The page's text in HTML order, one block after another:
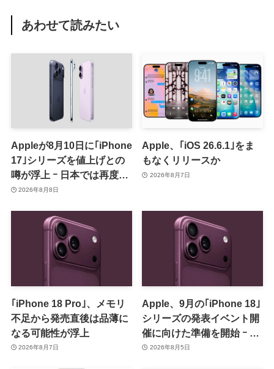
あわせて読みたい
Appleが8月10日に｢iPhone
17｣シリーズを値上げとの
噂が浮上 ｰ 日本では再度値
上げの可能性も?!
2026年8月8日
Apple、｢iOS 26.6.1｣をま
もなくリリースか
2026年8月7日
｢iPhone 18 Pro｣、メモリ
不足から発売直後は品薄に
なる可能性が浮上
2026年8月7日
Apple、9月の｢iPhone 18｣
シリーズの発表イベント開
催に向けた準備を開始 ｰ 9
月8日か9月9日に開催見込
2026年8月5日